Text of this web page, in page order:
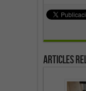
Articles